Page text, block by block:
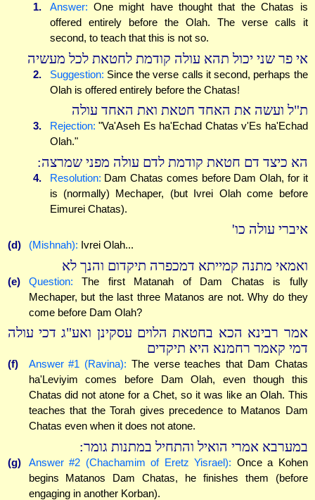
1. Answer: One might have thought that the Chatas is
offered entirely before the Olah. The verse calls it
second, to teach that this is not so.
אי פר שני יכול תהא עולה קודמת לחטאת לכל מעשיה
2. Suggestion: Since the verse calls it second, perhaps the
Olah is offered entirely before the Chatas!
ת"ל ועשה את האחד חטאת ואת האחד עולה
3. Rejection: "Va'Aseh Es ha'Echad Chatas v'Es ha'Echad
Olah."
הא כיצד דם חטאת קודמת לדם עולה מפני שמרצה:
4. Resolution: Dam Chatas comes before Dam Olah, for it
is (normally) Mechaper, (but Ivrei Olah come before
Eimurei Chatas).
איברי עולה כו'
(d) (Mishnah): Ivrei Olah...
ואמאי מתנה קמייתא דמכפרה תיקדום והנך לא
(e) Question: The first Matanah of Dam Chatas is fully
Mechaper, but the last three Matanos are not. Why do they
come before Dam Olah?
אמר רבינא הכא בחטאת הלוים עסקינן ואע"ג דכי עולה
דמי קאמר רחמנא היא תיקדים
(f) Answer #1 (Ravina): The verse teaches that Dam Chatas
ha'Leviyim comes before Dam Olah, even though this
Chatas did not atone for a Chet, so it was like an Olah. This
teaches that the Torah gives precedence to Matanos Dam
Chatas even when it does not atone.
במערבא אמרי הואיל והתחיל במתנות גומר:
(g) Answer #2 (Chachamim of Eretz Yisrael): Once a Kohen
begins Matanos Dam Chatas, he finishes them (before
engaging in another Korban).